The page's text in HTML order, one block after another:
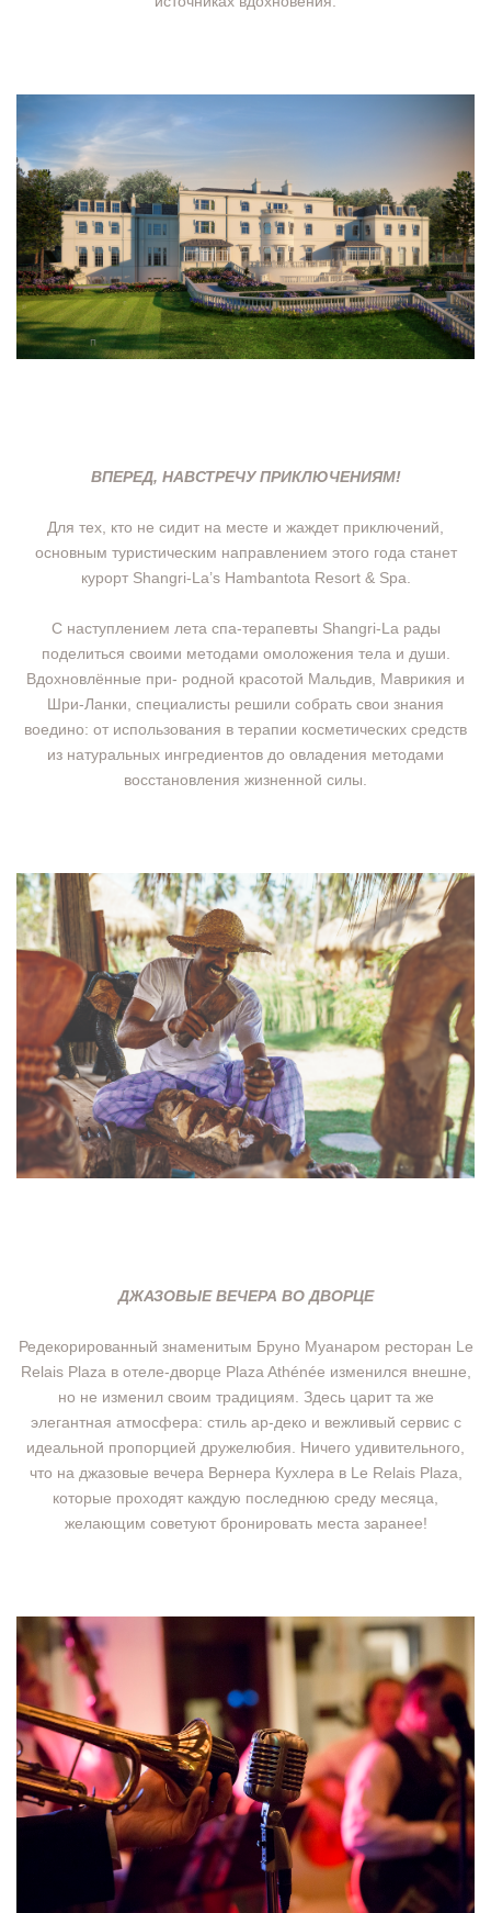
ВПЕРЕД, НАВСТРЕЧУ ПРИКЛЮЧЕНИЯМ!
Для тех, кто не сидит на месте и жаждет приключений,
основным туристическим направлением этого года станет
курорт Shangri-La’s Hambantota Resort & Spa.
C наступлением лета спа-терапевты Shangri-La рады
поделиться своими методами омоложения тела и души.
Вдохновлённые при- родной красотой Мальдив, Маврикия и
Шри-Ланки, специалисты решили собрать свои знания
воедино: от использования в терапии косметических средств
из натуральных ингредиентов до овладения методами
восстановления жизненной силы.
ДЖАЗОВЫЕ ВЕЧЕРА ВО ДВОРЦЕ
Редекорированный знаменитым Бруно Муанаром ресторан Le
Relais Plaza в отеле-дворце Plaza Athénée изменился внешне,
но не изменил своим традициям. Здесь царит та же
элегантная атмосфера: стиль ар-деко и вежливый сервис с
идеальной пропорцией дружелюбия. Ничего удивительного,
что на джазовые вечера Вернера Кухлера в Le Relais Plaza,
которые проходят каждую последнюю среду месяца,
желающим советуют бронировать места заранее!